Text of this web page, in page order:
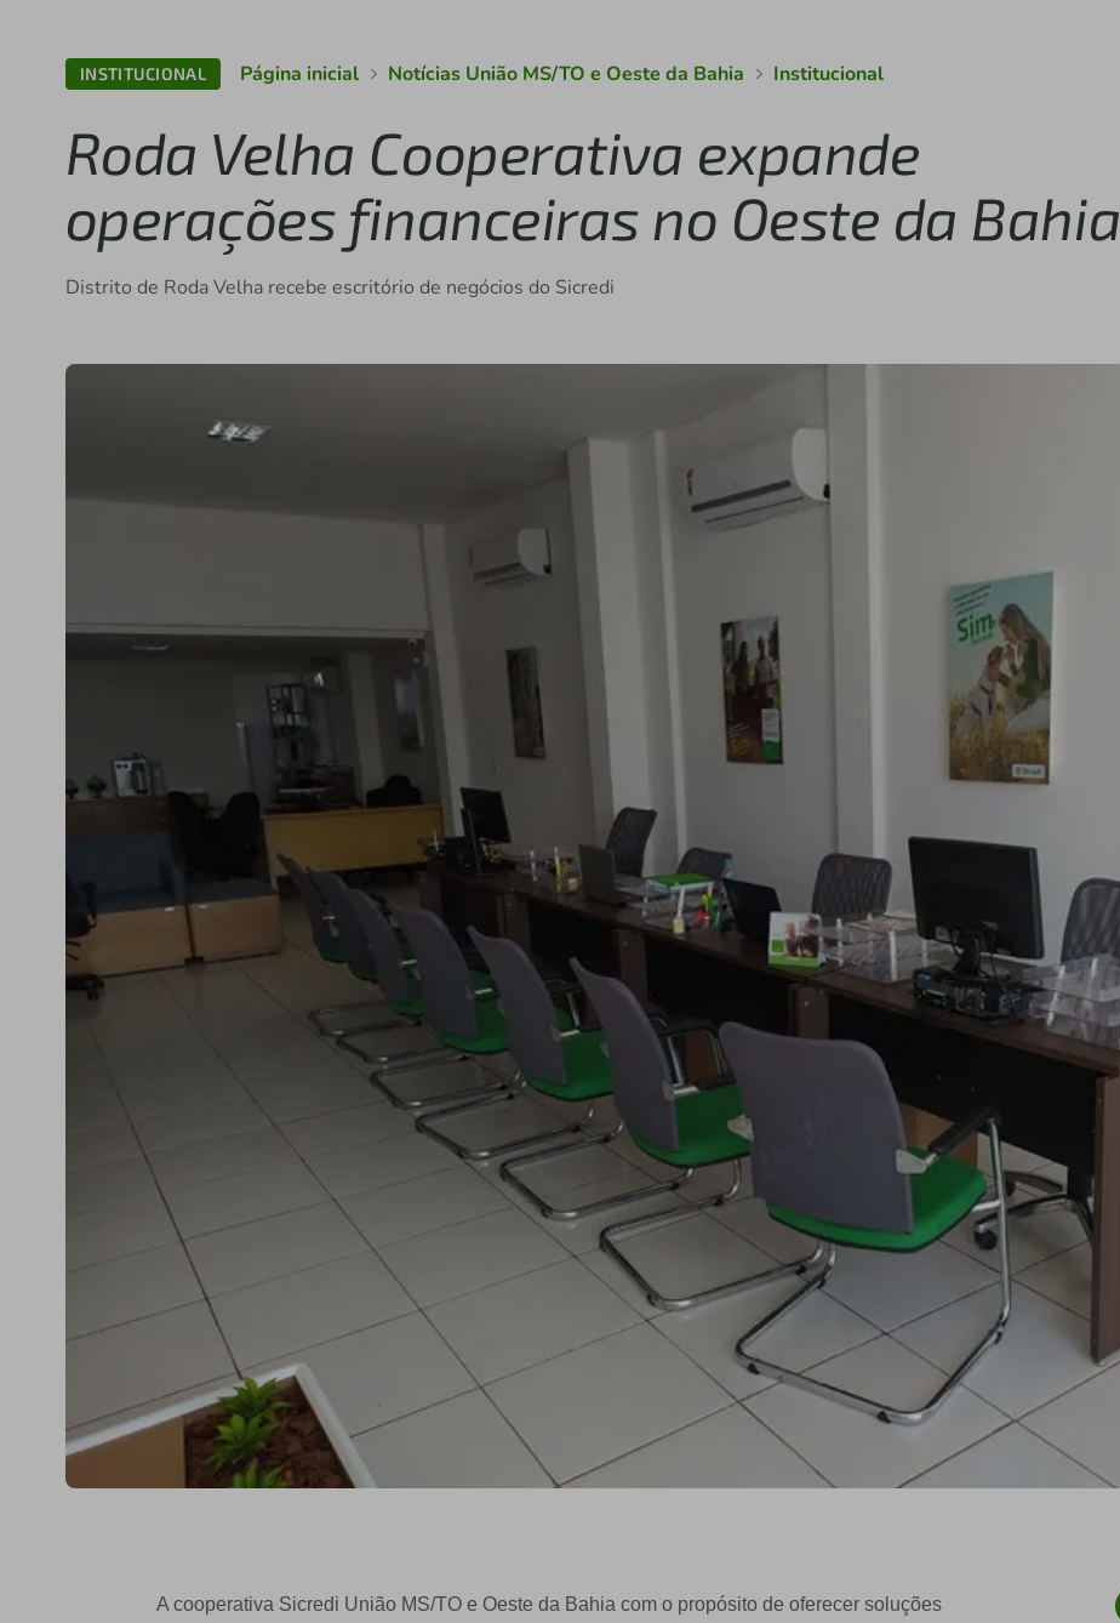
INSTITUCIONAL Página inicial Notícias União MS/TO e Oeste da Bahia Institucional
Roda Velha Cooperativa expande
operações financeiras no Oeste da Bahia
Distrito de Roda Velha recebe escritório de negócios do Sicredi
A cooperativa Sicredi União MS/TO e Oeste da Bahia com o propósito de oferecer soluções